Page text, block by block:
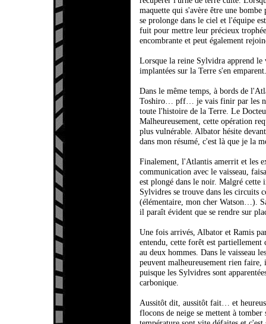
maquette qui s'avère être une
se prolonge dans le ciel et l'équipe
fuit pour mettre leur précieux
encombrante et peut également
Lorsque la reine Sylvidra apprend le
implantées sur la Terre s'en emparent.
Dans le même temps, à bords de
Toshiro… pff… je vais finir par les
toute l'histoire de la Terre. Le
Malheureusement, cette opération
plus vulnérable. Albator hésite
dans mon résumé, c'est là que je la
Finalement, l'Atlantis amerrit et les
communication avec le vaisseau,
est plongé dans le noir. Malgré
Sylvidres se trouve dans les circuits
(élémentaire, mon cher Watson…).
il paraît évident que se rendre sur
Une fois arrivés, Albator et Ramis
entendu, cette forêt est
au deux hommes. Dans le vaisseau
peuvent malheureusement rien
puisque les Sylvidres sont
carbonique.
Aussitôt dit, aussitôt fait… et
flocons de neige se mettent à